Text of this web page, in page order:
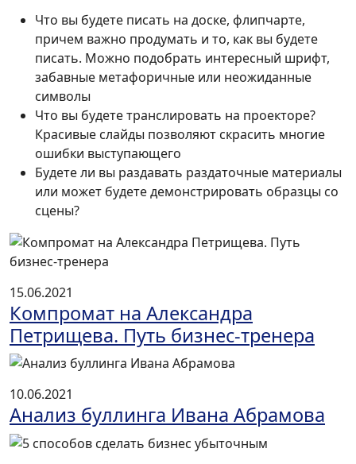
Что вы будете писать на доске, флипчарте,
причем важно продумать и то, как вы будете
писать. Можно подобрать интересный шрифт,
забавные метафоричные или неожиданные
символы
Что вы будете транслировать на проекторе?
Красивые слайды позволяют скрасить многие
ошибки выступающего
Будете ли вы раздавать раздаточные материалы
или может будете демонстрировать образцы со
сцены?
15.06.2021
Компромат на Александра
Петрищева. Путь бизнес-тренера
10.06.2021
Анализ буллинга Ивана Абрамова